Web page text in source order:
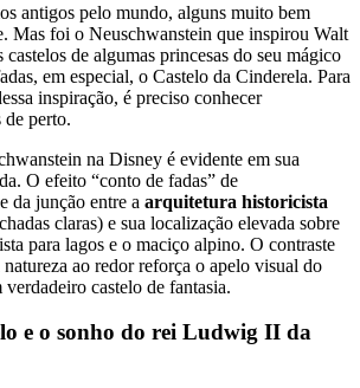
antigos pelo mundo, alguns muito bem
Mas foi o Neuschwanstein que inspirou Walt
de algumas princesas do seu mágico
em especial, o Castelo da Cinderela. Para
inspiração, é preciso conhecer
de perto.
na Disney é evidente em sua
O efeito “conto de fadas” de
da junção entre a arquitetura historicista
claras) e sua localização elevada sobre
para lagos e o maciço alpino. O contraste
natureza ao redor reforça o apelo visual do
castelo de fantasia.
e o sonho do rei Ludwig II da